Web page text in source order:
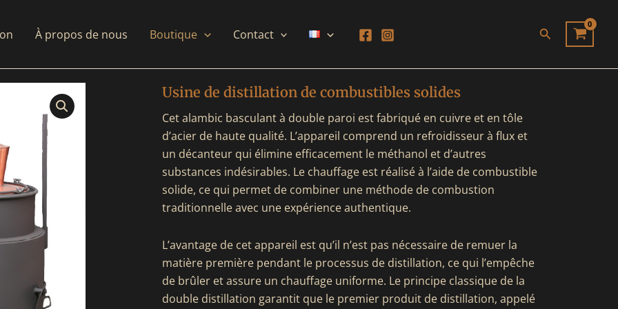
À propos de nous Boutique Contact Rechercher
Usine de distillation de combustibles solides
Cet alambic basculant à double paroi est fabriqué en cuivre et en tôle
d’acier de haute qualité. L’appareil comprend un refroidisseur à flux et
un décanteur qui élimine efficacement le méthanol et d’autres
substances indésirables. Le chauffage est réalisé à l’aide de combustible
solide, ce qui permet de combiner une méthode de combustion
traditionnelle avec une expérience authentique.
L’avantage de cet appareil est qu’il n’est pas nécessaire de remuer la
matière première pendant le processus de distillation, ce qui l’empêche
de brûler et assure un chauffage uniforme. Le principe classique de la
double distillation garantit que le premier produit de distillation, appelé